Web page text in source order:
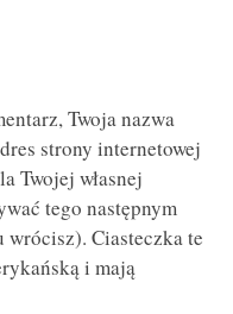
Twoja nazwa
strony internetowej
Twojej własnej
tego następnym
Ciasteczka te
i mają